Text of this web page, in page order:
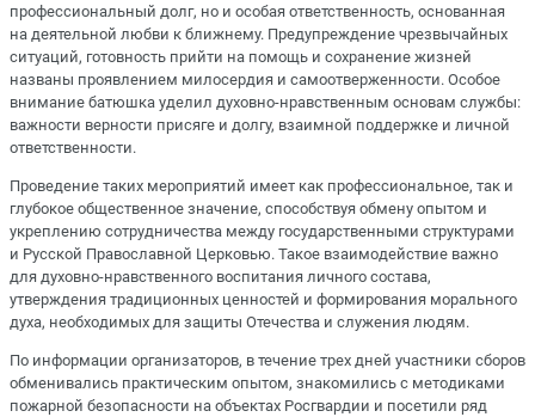
профессиональный долг, но и особая ответственность, основанная
на деятельной любви к ближнему. Предупреждение чрезвычайных
ситуаций, готовность прийти на помощь и сохранение жизней
названы проявлением милосердия и самоотверженности. Особое
внимание батюшка уделил духовно-нравственным основам службы:
важности верности присяге и долгу, взаимной поддержке и личной
ответственности.
Проведение таких мероприятий имеет как профессиональное, так и
глубокое общественное значение, способствуя обмену опытом и
укреплению сотрудничества между государственными структурами
и Русской Православной Церковью. Такое взаимодействие важно
для духовно-нравственного воспитания личного состава,
утверждения традиционных ценностей и формирования морального
духа, необходимых для защиты Отечества и служения людям.
По информации организаторов, в течение трех дней участники сборов
обменивались практическим опытом, знакомились с методиками
пожарной безопасности на объектах Росгвардии и посетили ряд